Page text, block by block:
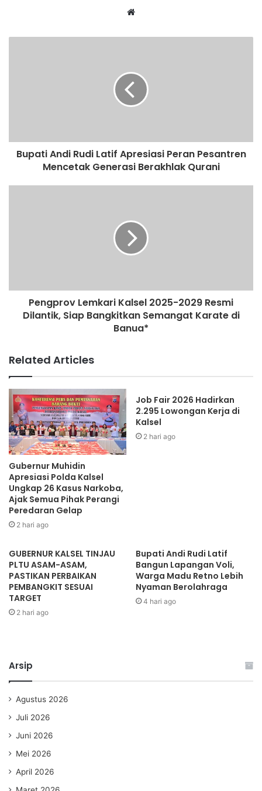
Website
Bupati Andi Rudi Latif Apresiasi Peran Pesantren
Mencetak Generasi Berakhlak Qurani
Pengprov Lemkari Kalsel 2025-2029 Resmi
Dilantik, Siap Bangkitkan Semangat Karate di
Banua*
Related Articles
Gubernur Muhidin
Apresiasi Polda Kalsel
Ungkap 26 Kasus Narkoba,
Ajak Semua Pihak Perangi
Peredaran Gelap
2 hari ago
Job Fair 2026 Hadirkan
2.295 Lowongan Kerja di
Kalsel
2 hari ago
GUBERNUR KALSEL TINJAU
PLTU ASAM-ASAM,
PASTIKAN PERBAIKAN
PEMBANGKIT SESUAI
TARGET
2 hari ago
Bupati Andi Rudi Latif
Bangun Lapangan Voli,
Warga Madu Retno Lebih
Nyaman Berolahraga
4 hari ago
Arsip
Agustus 2026
Juli 2026
Juni 2026
Mei 2026
April 2026